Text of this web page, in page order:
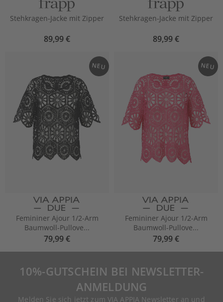
Stehkragen-Jacke mit Zipper
89,99 €
Stehkragen-Jacke mit Zipper
89,99 €
NEU
Femininer Ajour 1/2-Arm
Baumwoll-Pullove...
79,99 €
NEU
Femininer Ajour 1/2-Arm
Baumwoll-Pullove...
79,99 €
10%-GUTSCHEIN BEI NEWSLETTER-
ANMELDUNG
Melden Sie sich jetzt zum VIA APPIA Newsletter an und